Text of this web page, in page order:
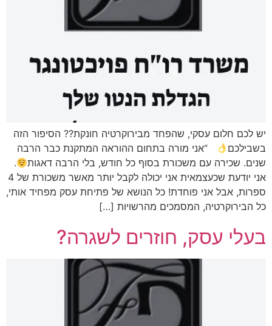
יש לכם חלום עסקי, שהפחד מבירוקרטיה חונקת?? הסיפור הזה
בשבילכם
“אני מורה בתחום ההוראה המתקנת כבר הרבה
שנים. שכירה עם משכורת בסוף כל חודש, בלי הרבה דאגות
.
אני יודעת שכעצמאית אני יכולה לקבל יותר מאשר משכורת של 4
ספרות, אבל אני פוחדת! כל הנושא של פתיחת עסק מפחיד אותי,
כל הבירוקרטיה, המסמכים מהרשויות […]
בעלי עסק, חוזרים לשגרה?